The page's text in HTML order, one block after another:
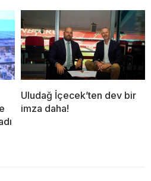
Uludağ İçecek’ten dev bir
imza daha!